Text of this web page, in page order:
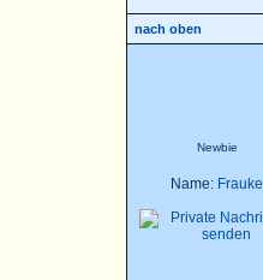
nach oben
Newbie
Name: Frauke